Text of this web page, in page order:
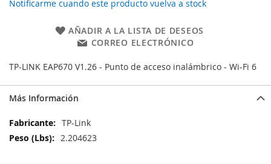
Notificarme cuando este producto vuelva a stock
AÑADIR A LA LISTA DE DESEOS
CORREO ELECTRÓNICO
TP-LINK EAP670 V1.26 - Punto de acceso inalámbrico - Wi-Fi 6
de
Más Información
Más
Información
TP-Link
2.204623